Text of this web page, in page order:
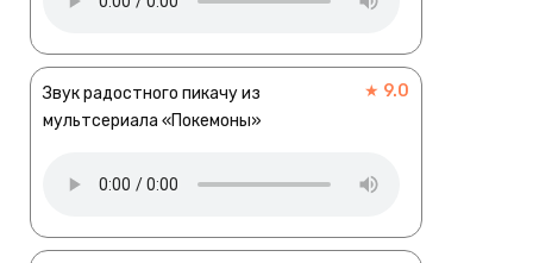
Звук радостного пикачу из
мультсериала «Покемоны»
★ 9.0